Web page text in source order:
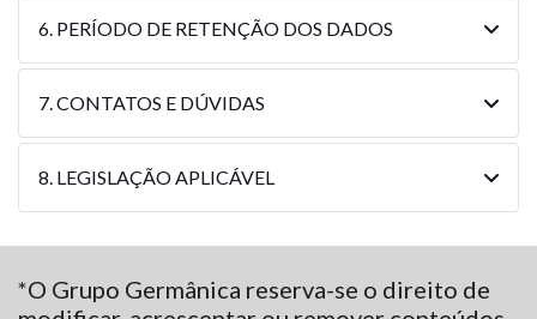
6. PERÍODO DE RETENÇÃO DOS DADOS
7. CONTATOS E DÚVIDAS
8. LEGISLAÇÃO APLICÁVEL
*O Grupo Germânica reserva-se o direito de